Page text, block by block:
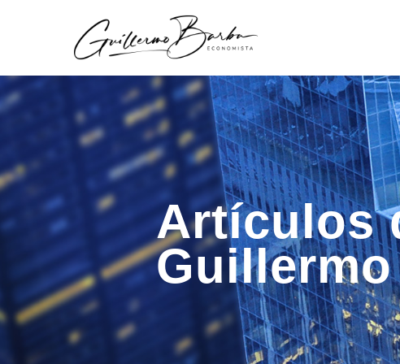
Artículos